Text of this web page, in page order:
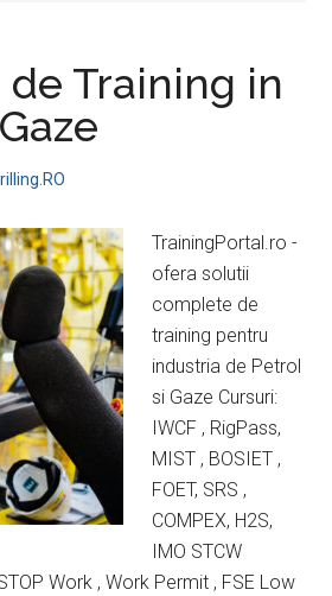
de Training in
TrainingPortal.ro -
ofera solutii
complete de
training pentru
industria de Petrol
si Gaze Cursuri:
IWCF , RigPass,
MIST , BOSIET ,
FOET, SRS ,
COMPEX, H2S,
IMO STCW
Work , Work Permit , FSE Low